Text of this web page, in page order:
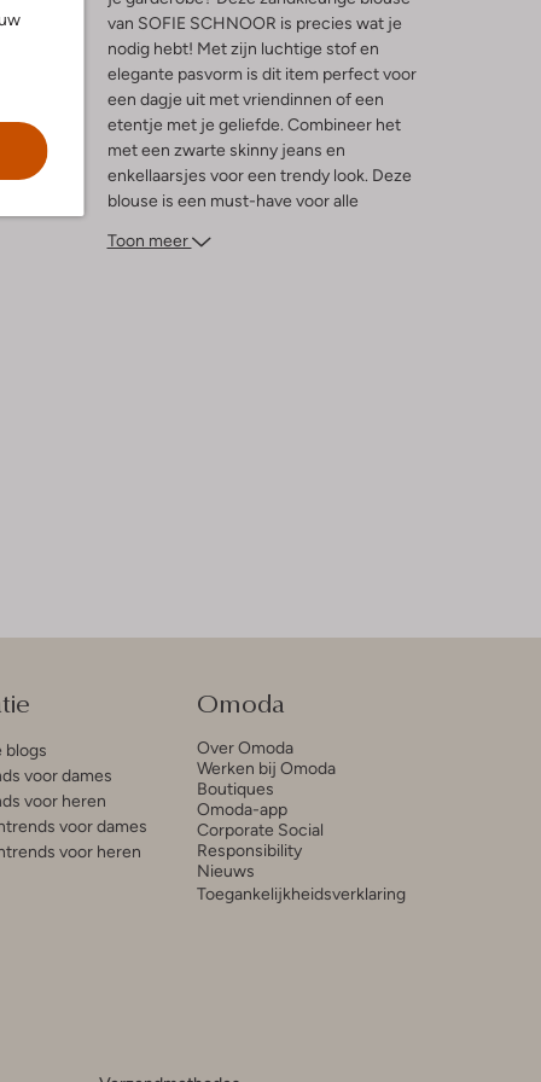
van SOFIE SCHNOOR is precies wat je
nodig hebt! Met zijn luchtige stof en
elegante pasvorm is dit item perfect voor
een dagje uit met vriendinnen of een
etentje met je geliefde. Combineer het
met een zwarte skinny jeans en
enkellaarsjes voor een trendy look. Deze
blouse is een must-have voor alle
tijdloos en veelzijdig kledingstuk.
Toon meer
blogs
voor dames
voor heren
voor dames
voor heren
Omoda
Over Omoda
Werken bij Omoda
Boutiques
Omoda-app
Corporate Social
Responsibility
Nieuws
Toegankelijkheidsverklaring